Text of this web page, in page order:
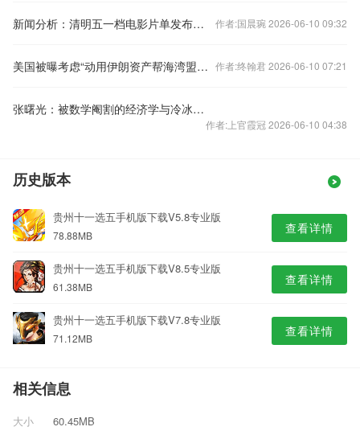
新闻分析：清明五一档电影片单发布，“小档期”何以展现新活力？ 作者:国晨琬 2026-06-10 09:32
美国被曝考虑“动用伊朗资产帮海湾盟友重建”，伊朗回应：荒谬 作者:终翰君 2026-06-10 07:21
张曙光：被数学阉割的经济学与冷冰冰的自由主义：我们为什么要重读休谟与斯密？
作者:上官霞冠 2026-06-10 04:38
历史版本
贵州十一选五手机版下载V5.8专业版
78.88MB 查看详情
贵州十一选五手机版下载V8.5专业版
61.38MB 查看详情
贵州十一选五手机版下载V7.8专业版
71.12MB 查看详情
相关信息
大小
60.45MB